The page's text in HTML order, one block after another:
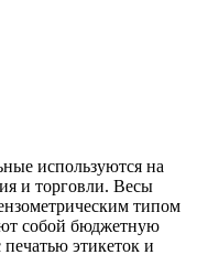
используются на
и торговли. Весы
типом
собой бюджетную
этикеток и